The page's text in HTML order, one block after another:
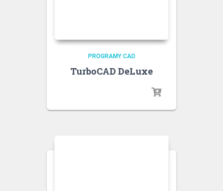
PROGRAMY CAD
TurboCAD DeLuxe